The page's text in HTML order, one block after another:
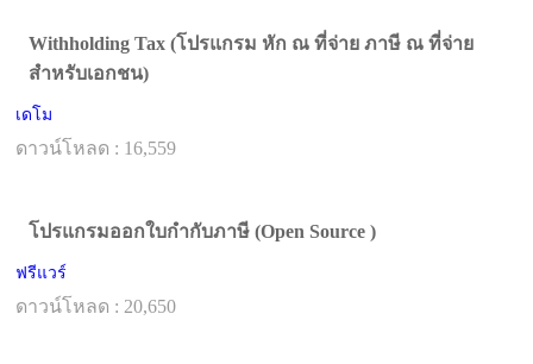
Withholding Tax (โปรแกรม หัก ณ ที่จ่าย ภาษี ณ ที่จ่าย
สำหรับเอกชน)
เดโม
ดาวน์โหลด : 16,559
โปรแกรมออกใบกำกับภาษี (Open Source )
ฟรีแวร์
ดาวน์โหลด : 20,650